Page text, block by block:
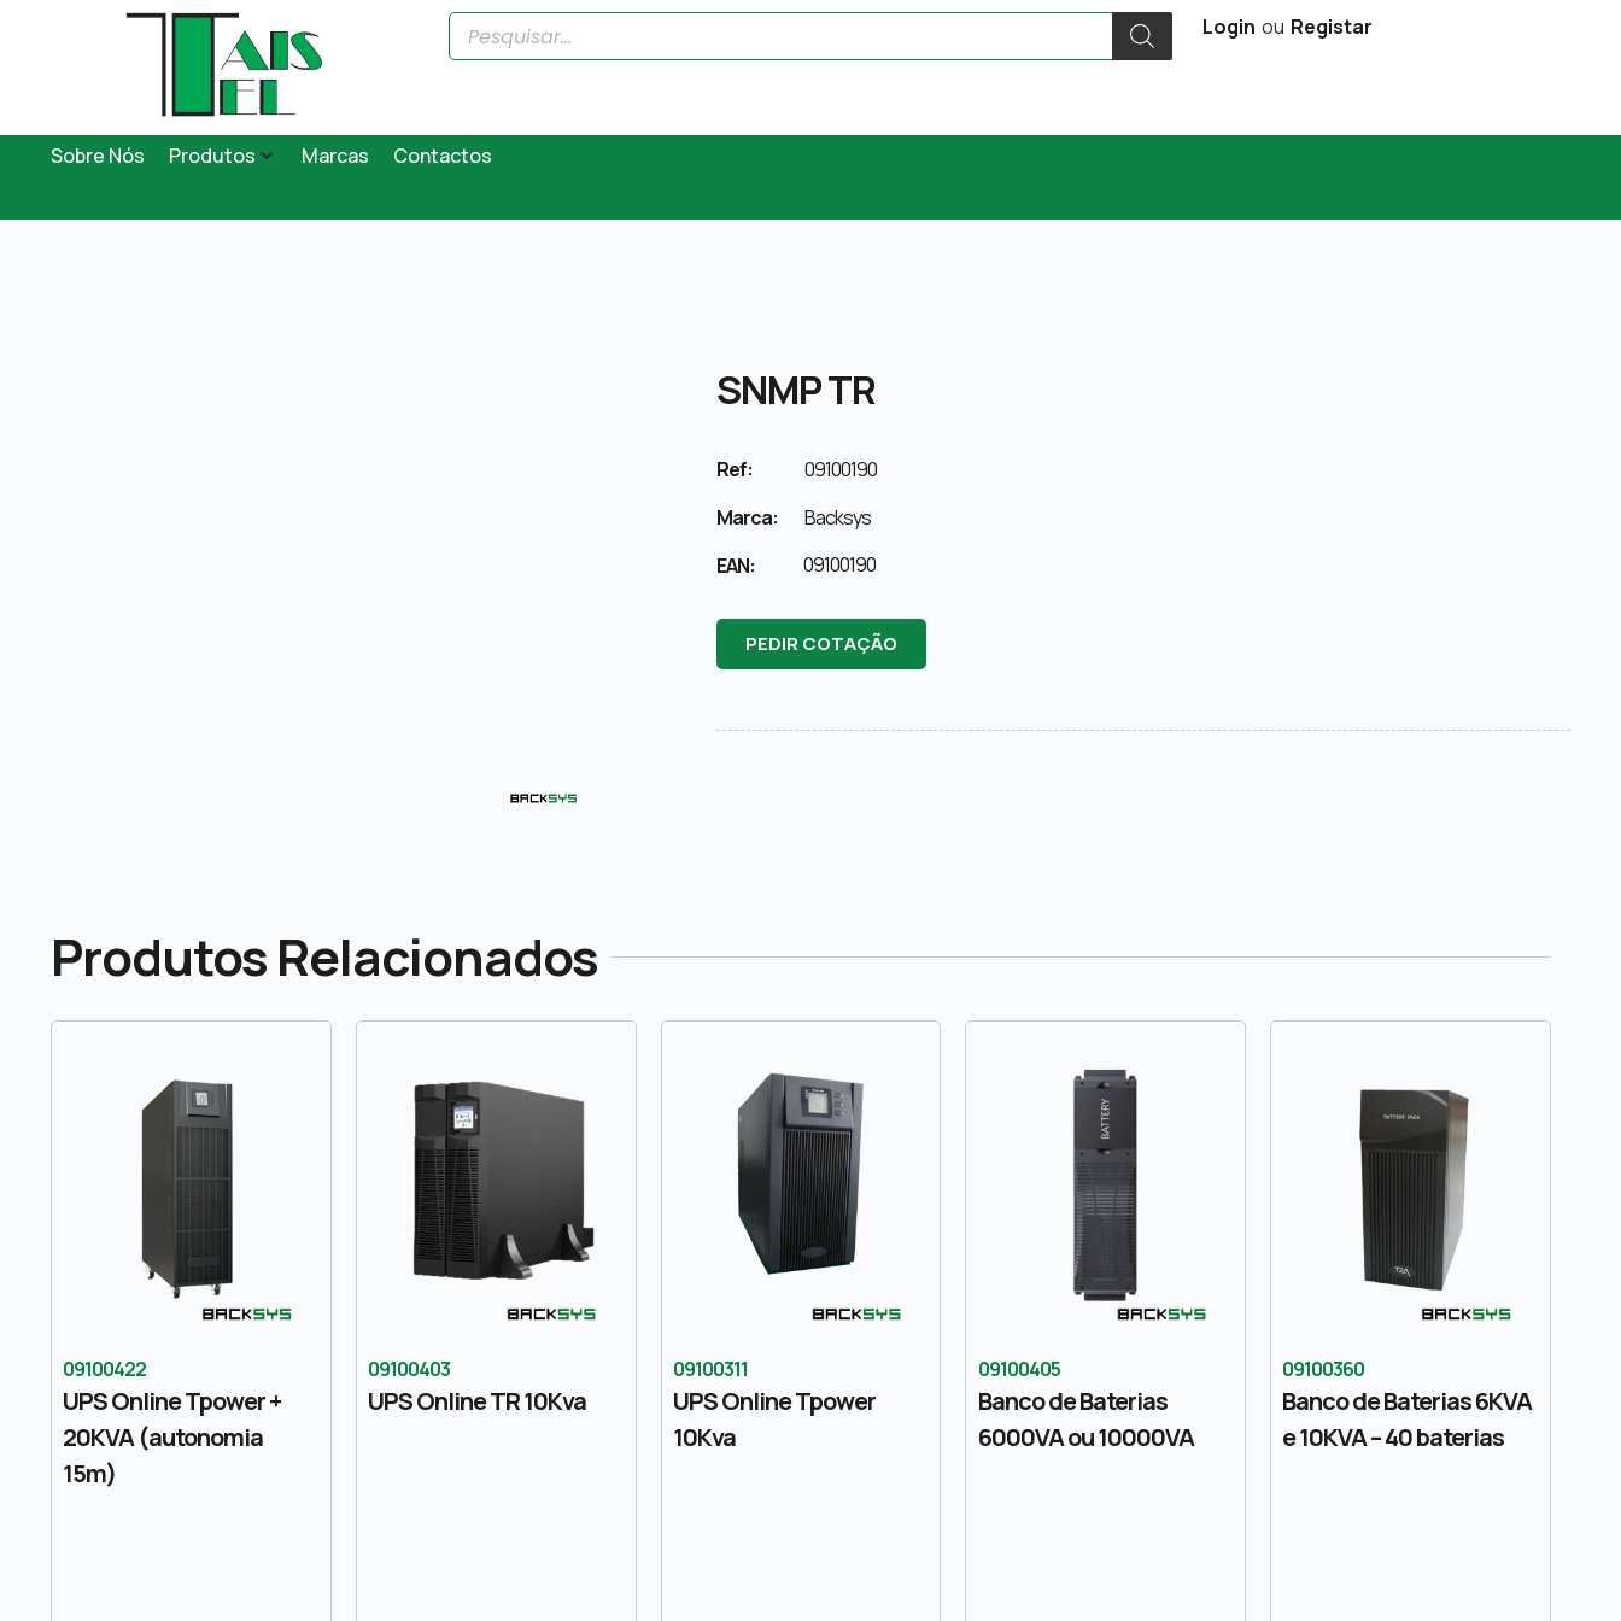
Login ou Registar
Sobre Nós Produtos Marcas Contactos
SNMP TR
Ref:
09100190
Marca:
Backsys
EAN:
09100190
PEDIR COTAÇÃO
Produtos Relacionados
09100422
UPS Online Tpower +
20KVA (autonomia
15m)
09100403
UPS Online TR 10Kva
09100311
UPS Online Tpower
10Kva
09100405
Banco de Baterias
6000VA ou 10000VA
09100360
Banco de Baterias 6KVA
e 10KVA – 40 baterias